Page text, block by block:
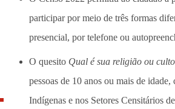
participar por meio de três formas
presencial, por telefone ou
O quesito Qual é sua religião ou
pessoas de 10 anos ou mais de idade,
Indígenas e nos Setores Censitários